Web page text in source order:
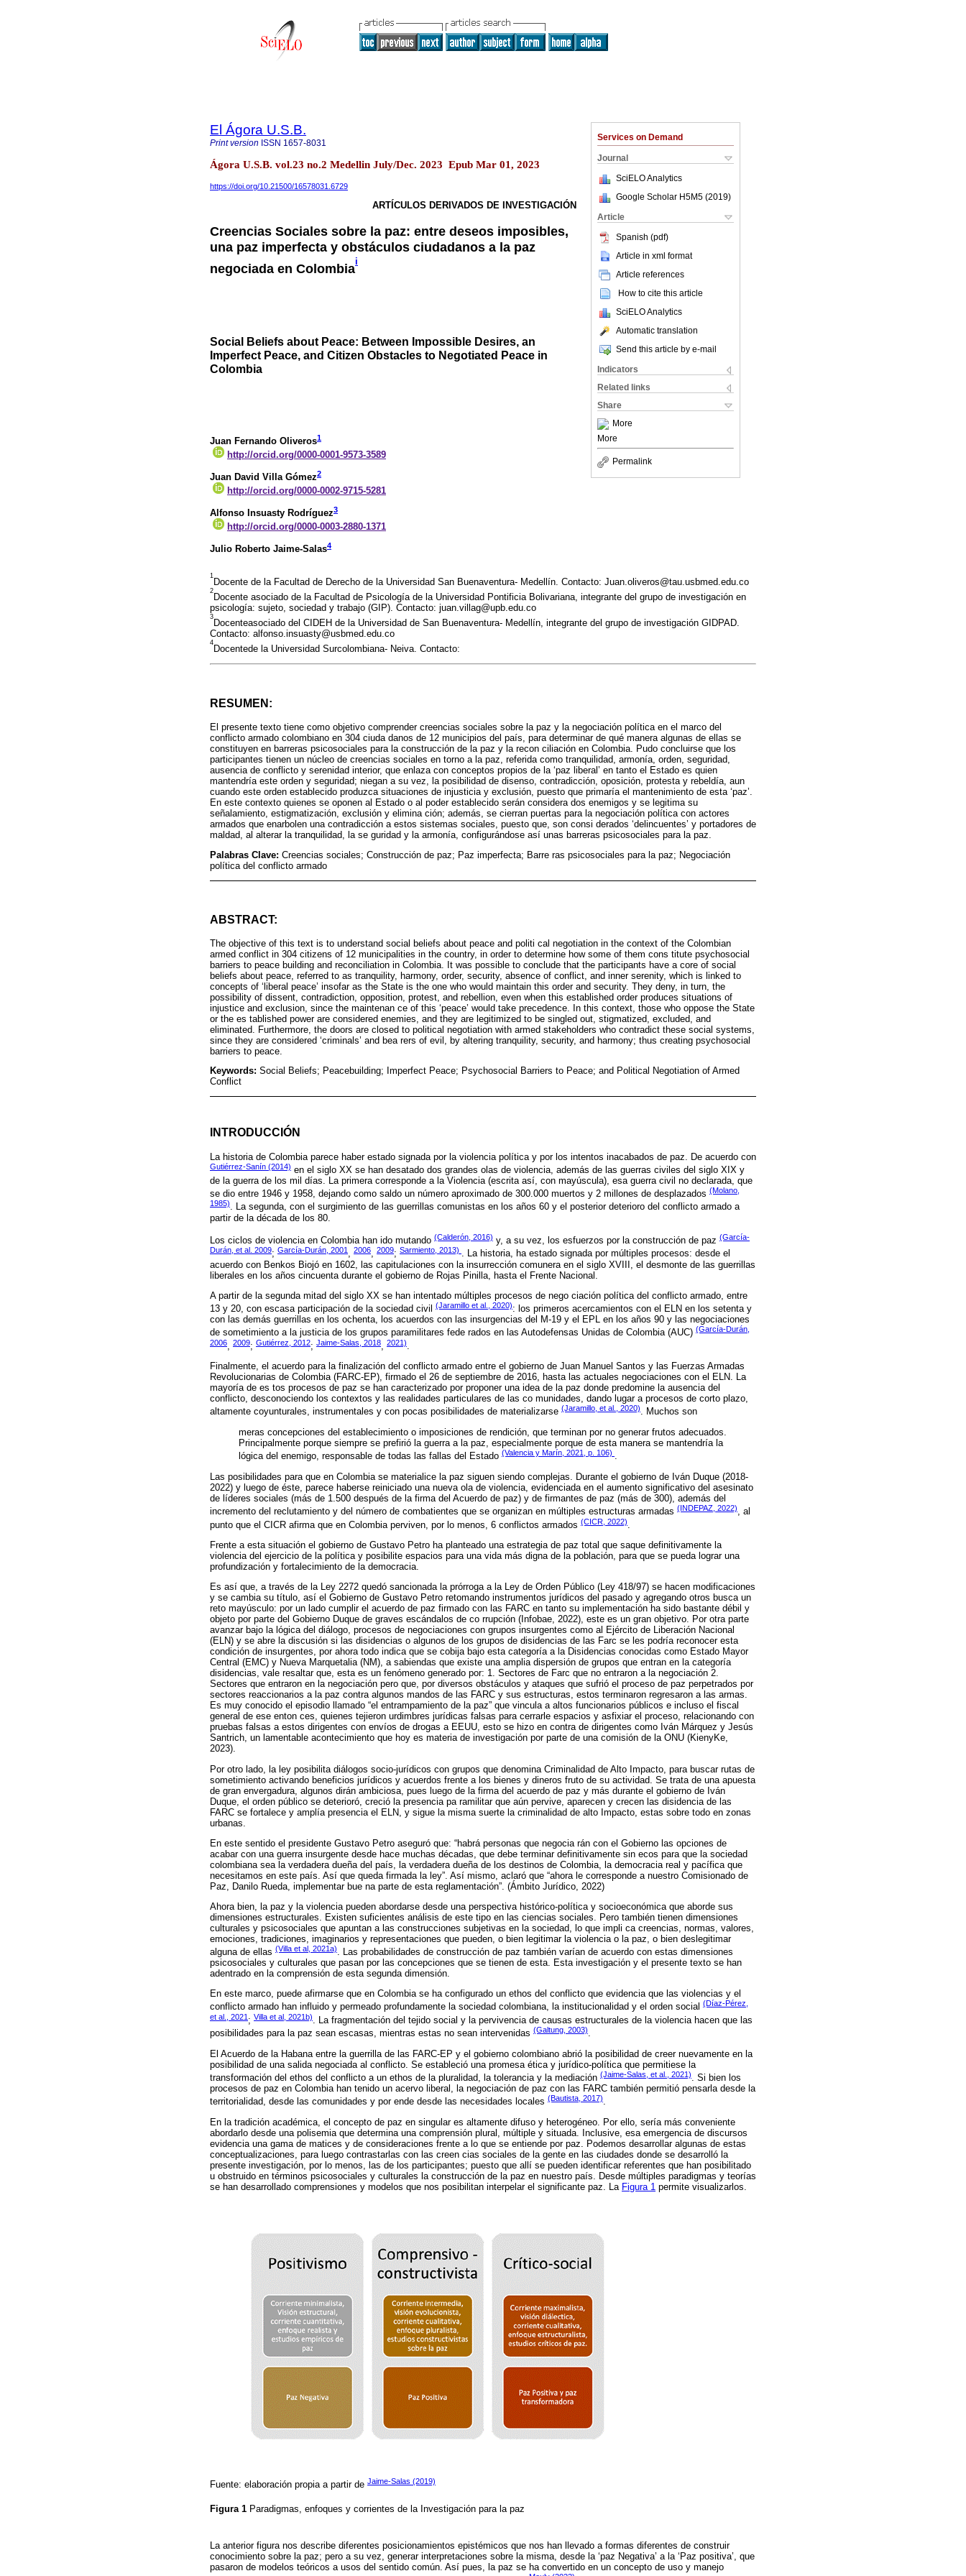
Services on Demand
Journal
SciELO Analytics
Google Scholar H5M5 (2019)
Article
Spanish (pdf)
Article in xml format
Article references
How to cite this article
SciELO Analytics
Automatic translation
Send this article by e-mail
Indicators
Related links
Share
More
More
Permalink
El Ágora U.S.B.
Print version ISSN 1657-8031
Ágora U.S.B. vol.23 no.2 Medellin July/Dec. 2023 Epub Mar 01, 2023
https://doi.org/10.21500/16578031.6729
ARTÍCULOS DERIVADOS DE INVESTIGACIÓN
Creencias Sociales sobre la paz: entre deseos imposibles,
una paz imperfecta y obstáculos ciudadanos a la paz
negociada en Colombia
i
Social Beliefs about Peace: Between Impossible Desires, an
Imperfect Peace, and Citizen Obstacles to Negotiated Peace in
Colombia
Juan Fernando Oliveros1
http://orcid.org/0000-0001-9573-3589
Juan David Villa Gómez2
http://orcid.org/0000-0002-9715-5281
Alfonso Insuasty Rodríguez3
http://orcid.org/0000-0003-2880-1371
Julio Roberto Jaime-Salas4
1
Docente de la Facultad de Derecho de la Universidad San Buenaventura- Medellín. Contacto: Juan.oliveros@tau.usbmed.edu.co
2
Docente asociado de la Facultad de Psicología de la Universidad Pontificia Bolivariana, integrante del grupo de investigación en
psicología: sujeto, sociedad y trabajo (GIP). Contacto: juan.villag@upb.edu.co
3
Docenteasociado del CIDEH de la Universidad de San Buenaventura- Medellín, integrante del grupo de investigación GIDPAD.
Contacto: alfonso.insuasty@usbmed.edu.co
4
Docentede la Universidad Surcolombiana- Neiva. Contacto:
RESUMEN:
El presente texto tiene como objetivo comprender creencias sociales sobre la paz y la negociación política en el marco del
conflicto armado colombiano en 304 ciuda danos de 12 municipios del país, para determinar de qué manera algunas de ellas se
constituyen en barreras psicosociales para la construcción de la paz y la recon ciliación en Colombia. Pudo concluirse que los
participantes tienen un núcleo de creencias sociales en torno a la paz, referida como tranquilidad, armonía, orden, seguridad,
ausencia de conflicto y serenidad interior, que enlaza con conceptos propios de la ‘paz liberal’ en tanto el Estado es quien
mantendría este orden y seguridad; niegan a su vez, la posibilidad de disenso, contradicción, oposición, protesta y rebeldía, aun
cuando este orden establecido produzca situaciones de injusticia y exclusión, puesto que primaría el mantenimiento de esta ‘paz’.
En este contexto quienes se oponen al Estado o al poder establecido serán considera dos enemigos y se legitima su
señalamiento, estigmatización, exclusión y elimina ción; además, se cierran puertas para la negociación política con actores
armados que enarbolen una contradicción a estos sistemas sociales, puesto que, son consi derados ‘delincuentes’ y portadores de
maldad, al alterar la tranquilidad, la se guridad y la armonía, configurándose así unas barreras psicosociales para la paz.
Palabras Clave: Creencias sociales; Construcción de paz; Paz imperfecta; Barre ras psicosociales para la paz; Negociación
política del conflicto armado
ABSTRACT:
The objective of this text is to understand social beliefs about peace and politi cal negotiation in the context of the Colombian
armed conflict in 304 citizens of 12 municipalities in the country, in order to determine how some of them cons titute psychosocial
barriers to peace building and reconciliation in Colombia. It was possible to conclude that the participants have a core of social
beliefs about peace, referred to as tranquility, harmony, order, security, absence of conflict, and inner serenity, which is linked to
concepts of ‘liberal peace’ insofar as the State is the one who would maintain this order and security. They deny, in turn, the
possibility of dissent, contradiction, opposition, protest, and rebellion, even when this established order produces situations of
injustice and exclusion, since the maintenan ce of this ‘peace’ would take precedence. In this context, those who oppose the State
or the es tablished power are considered enemies, and they are legitimized to be singled out, stigmatized, excluded, and
eliminated. Furthermore, the doors are closed to political negotiation with armed stakeholders who contradict these social systems,
since they are considered ‘criminals’ and bea rers of evil, by altering tranquility, security, and harmony; thus creating psychosocial
barriers to peace.
Keywords: Social Beliefs; Peacebuilding; Imperfect Peace; Psychosocial Barriers to Peace; and Political Negotiation of Armed
Conflict
INTRODUCCIÓN
La historia de Colombia parece haber estado signada por la violencia política y por los intentos inacabados de paz. De acuerdo con
Gutiérrez-Sanín (2014) en el siglo XX se han desatado dos grandes olas de violencia, además de las guerras civiles del siglo XIX y
de la guerra de los mil días. La primera corresponde a la Violencia (escrita así, con mayúscula), esa guerra civil no declarada, que
se dio entre 1946 y 1958, dejando como saldo un número aproximado de 300.000 muertos y 2 millones de desplazados (Molano,
1985). La segunda, con el surgimiento de las guerrillas comunistas en los años 60 y el posterior deterioro del conflicto armado a
partir de la década de los 80.
Los ciclos de violencia en Colombia han ido mutando (Calderón, 2016) y, a su vez, los esfuerzos por la construcción de paz (García-
Durán, et al. 2009; García-Durán, 2001 , 2006, 2009; Sarmiento, 2013) . La historia, ha estado signada por múltiples procesos: desde el
acuerdo con Benkos Biojó en 1602, las capitulaciones con la insurrección comunera en el siglo XVIII, el desmonte de las guerrillas
liberales en los años cincuenta durante el gobierno de Rojas Pinilla, hasta el Frente Nacional.
A partir de la segunda mitad del siglo XX se han intentado múltiples procesos de nego ciación política del conflicto armado, entre
13 y 20, con escasa participación de la sociedad civil
(Jaramillo et al., 2020): los primeros acercamientos con el ELN en los setenta y
con las demás guerrillas en los ochenta, los acuerdos con las insurgencias del M-19 y el EPL en los años 90 y las negociaciones
de sometimiento a la justicia de los grupos paramilitares fede rados en las Autodefensas Unidas de Colombia (AUC) (García-Durán,
2006, 2009; Gutiérrez, 2012; Jaime-Salas, 2018, 2021).
Finalmente, el acuerdo para la finalización del conflicto armado entre el gobierno de Juan Manuel Santos y las Fuerzas Armadas
Revolucionarias de Colombia (FARC-EP), firmado el 26 de septiembre de 2016, hasta las actuales negociaciones con el ELN. La
mayoría de es tos procesos de paz se han caracterizado por proponer una idea de la paz donde predomine la ausencia del
conflicto, desconociendo los contextos y las realidades particulares de las co munidades, dando lugar a procesos de corto plazo,
altamente coyunturales, instrumentales y con pocas posibilidades de materializarse (Jaramillo, et al., 2020). Muchos son
meras concepciones del establecimiento o imposiciones de rendición, que terminan por no generar frutos adecuados.
Principalmente porque siempre se prefirió la guerra a la paz, especialmente porque de esta manera se mantendría la
lógica del enemigo, responsable de todas las fallas del Estado (Valencia y Marín, 2021, p. 106) .
Las posibilidades para que en Colombia se materialice la paz siguen siendo complejas. Durante el gobierno de Iván Duque (2018-
2022) y luego de éste, parece haberse reiniciado una nueva ola de violencia, evidenciada en el aumento significativo del asesinato
de líderes sociales (más de 1.500 después de la firma del Acuerdo de paz) y de firmantes de paz (más de 300), además del
incremento del reclutamiento y del número de combatientes que se organizan en múltiples estructuras armadas (INDEPAZ, 2022), al
punto que el CICR afirma que en Colombia perviven, por lo menos, 6 conflictos armados (CICR, 2022)
Frente a esta situación el gobierno de Gustavo Petro ha planteado una estrategia de paz total que saque definitivamente la
violencia del ejercicio de la política y posibilite espacios para una vida más digna de la población, para que se pueda lograr una
profundización y fortalecimiento de la democracia.
Es así que, a través de la Ley 2272 quedó sancionada la prórroga a la Ley de Orden Público (Ley 418/97) se hacen modificaciones
y se cambia su título, así el Gobierno de Gustavo Petro retomando instrumentos jurídicos del pasado y agregando otros busca un
reto mayúsculo: por un lado cumplir el acuerdo de paz firmado con las FARC en tanto su implementación ha sido bastante débil y
objeto por parte del Gobierno Duque de graves escándalos de co rrupción (Infobae, 2022), este es un gran objetivo. Por otra parte
avanzar bajo la lógica del diálogo, procesos de negociaciones con grupos insurgentes como al Ejército de Liberación Nacional
(ELN) y se abre la discusión si las disidencias o algunos de los grupos de disidencias de las Farc se les podría reconocer esta
condición de insurgentes, por ahora todo indica que se cobija bajo esta categoría a la Disidencias conocidas como Estado Mayor
Central (EMC) y Nueva Marquetalia (NM), a sabiendas que existe una amplia dispersión de grupos que entran en la categoría
disidencias, vale resaltar que, esta es un fenómeno generado por: 1. Sectores de Farc que no entraron a la negociación 2.
Sectores que entraron en la negociación pero que, por diversos obstáculos y ataques que sufrió el proceso de paz perpetrados por
sectores reaccionarios a la paz contra algunos mandos de las FARC y sus estructuras, estos terminaron regresaron a las armas.
Es muy conocido el episodio llamado “el entrampamiento de la paz” que vincula a altos funcionarios públicos e incluso el fiscal
general de ese enton ces, quienes tejieron urdimbres jurídicas falsas para cerrarle espacios y asfixiar el proceso, relacionando con
pruebas falsas a estos dirigentes con envíos de drogas a EEUU, esto se hizo en contra de dirigentes como Iván Márquez y Jesús
Santrich, un lamentable acontecimiento que hoy es materia de investigación por parte de una comisión de la ONU (KienyKe,
2023).
Por otro lado, la ley posibilita diálogos socio-jurídicos con grupos que denomina Criminalidad de Alto Impacto, para buscar rutas de
sometimiento activando beneficios jurídicos y acuerdos frente a los bienes y dineros fruto de su actividad. Se trata de una apuesta
de gran envergadura, algunos dirán ambiciosa, pues luego de la firma del acuerdo de paz y más durante el gobierno de Iván
Duque, el orden público se deterioró, creció la presencia pa ramilitar que aún pervive, aparecen y crecen las disidencia de las
FARC se fortalece y amplía presencia el ELN, y sigue la misma suerte la criminalidad de alto Impacto, estas sobre todo en zonas
urbanas.
En este sentido el presidente Gustavo Petro aseguró que: “habrá personas que negocia rán con el Gobierno las opciones de
acabar con una guerra insurgente desde hace muchas décadas, que debe terminar definitivamente sin ecos para que la sociedad
colombiana sea la verdadera dueña del país, la verdadera dueña de los destinos de Colombia, la democracia real y pacífica que
necesitamos en este país. Así que queda firmada la ley”. Así mismo, aclaró que “ahora le corresponde a nuestro Comisionado de
Paz, Danilo Rueda, implementar bue na parte de esta reglamentación”. (Ámbito Jurídico, 2022)
Ahora bien, la paz y la violencia pueden abordarse desde una perspectiva histórico-política y socioeconómica que aborde sus
dimensiones estructurales. Existen suficientes análisis de este tipo en las ciencias sociales. Pero también tienen dimensiones
culturales y psicosociales que apuntan a las construcciones subjetivas en la sociedad, lo que impli ca creencias, normas, valores,
emociones, tradiciones, imaginarios y representaciones que pueden, o bien legitimar la violencia o la paz, o bien deslegitimar
alguna de ellas (Villa et al, 2021a). Las probabilidades de construcción de paz también varían de acuerdo con estas dimensiones
psicosociales y culturales que pasan por las concepciones que se tienen de esta. Esta investigación y el presente texto se han
adentrado en la comprensión de esta segunda dimensión.
En este marco, puede afirmarse que en Colombia se ha configurado un ethos del conflicto que evidencia que las violencias y el
conflicto armado han influido y permeado profundamente la sociedad colombiana, la institucionalidad y el orden social (Díaz-Pérez,
et al., 2021 ; Villa et al, 2021b). La fragmentación del tejido social y la pervivencia de causas estructurales de la violencia hacen que las
posibilidades para la paz sean escasas, mientras estas no sean intervenidas (Galtung, 2003).
El Acuerdo de la Habana entre la guerrilla de las FARC-EP y el gobierno colombiano abrió la posibilidad de creer nuevamente en la
posibilidad de una salida negociada al conflicto. Se estableció una promesa ética y jurídico-política que permitiese la
transformación del ethos del conflicto a un ethos de la pluralidad, la tolerancia y la mediación (Jaime-Salas, et al., 2021). Si bien los
procesos de paz en Colombia han tenido un acervo liberal, la negociación de paz con las FARC también permitió pensarla desde la
territorialidad, desde las comunidades y por ende desde las necesidades locales (Bautista, 2017).
En la tradición académica, el concepto de paz en singular es altamente difuso y heterogéneo. Por ello, sería más conveniente
abordarlo desde una polisemia que determina una comprensión plural, múltiple y situada. Inclusive, esa emergencia de discursos
evidencia una gama de matices y de consideraciones frente a lo que se entiende por paz. Podemos desarrollar algunas de estas
conceptualizaciones, para luego contrastarlas con las creen cias sociales de la gente en las ciudades donde se desarrolló la
presente investigación, por lo menos, las de los participantes; puesto que allí se pueden identificar referentes que han posibilitado
u obstruido en términos psicosociales y culturales la construcción de la paz en nuestro país. Desde múltiples paradigmas y teorías
se han desarrollado comprensiones y modelos que nos posibilitan interpelar el significante paz. La Figura 1 permite visualizarlos.
Fuente: elaboración propia a partir de Jaime-Salas (2019)
Figura 1 Paradigmas, enfoques y corrientes de la Investigación para la paz
La anterior figura nos describe diferentes posicionamientos epistémicos que nos han llevado a formas diferentes de construir
conocimiento sobre la paz; pero a su vez, generar interpretaciones sobre la misma, desde la ‘paz Negativa’ a la ‘Paz positiva’, que
pasaron de modelos teóricos a usos del sentido común. Así pues, la paz se ha convertido en un concepto de uso y manejo